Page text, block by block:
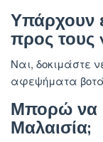
Υπάρχουν
προς τους
Ναι, δοκιμάστε
αφεψήματα
Μπορώ να
Μαλαισία;